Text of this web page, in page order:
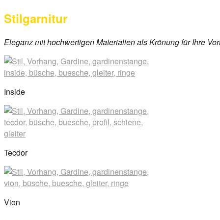
29.
2017By
anova
Stilgarnitur
Eleganz mit hochwertigen Materialien als Krönung für Ihre
Inside
Tecdor
Vion